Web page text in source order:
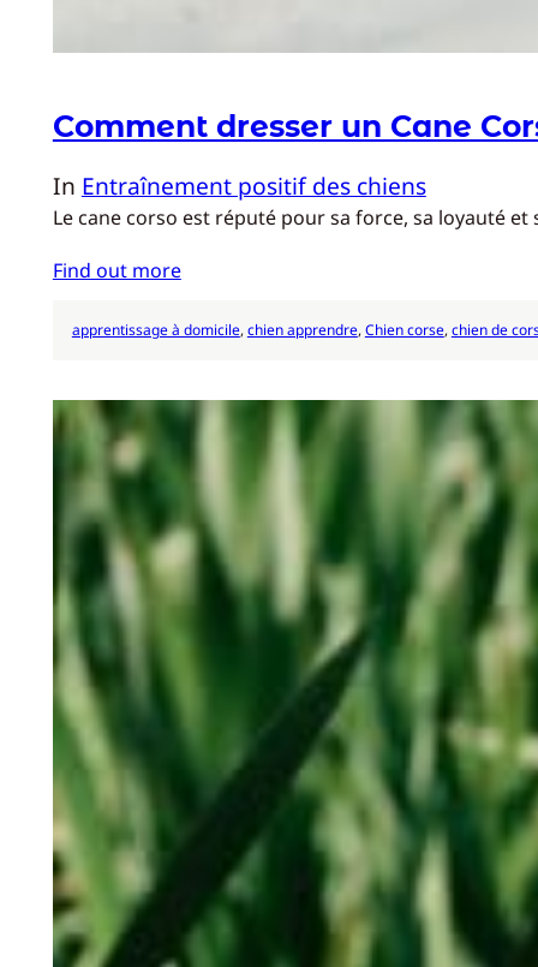
Comment dresser un Cane
In Entraînement positif des chiens
Le cane corso est réputé pour sa force, sa loyauté
Find out more
apprentissage à domicile, chien apprendre, Chien corse, chien de